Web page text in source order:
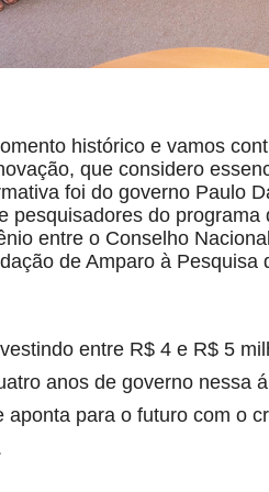
histórico e vamos
que considero
foi do governo Paulo
pesquisadores do
entre o Conselho
de Amparo à
entre R$ 4 e R$ 5
anos de governo nessa
aponta para o futuro com o